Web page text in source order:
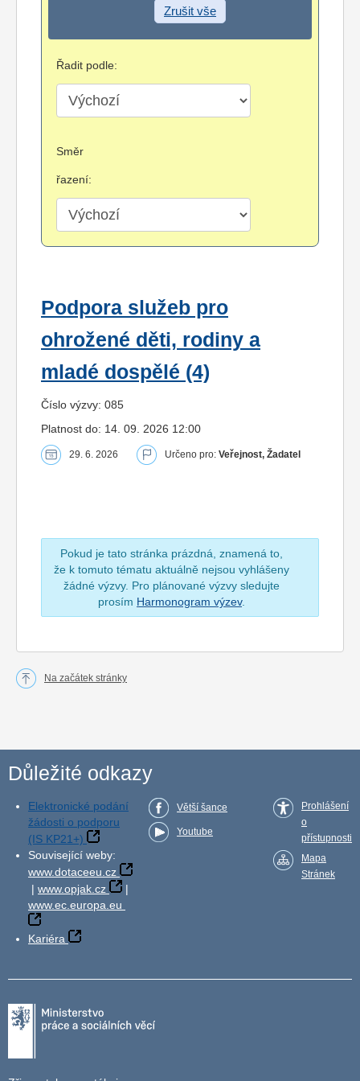
Zrušit vše
Řadit podle:
Směr
řazení:
Podpora služeb pro
ohrožené děti, rodiny a
mladé dospělé (4)
Číslo výzvy: 085
Platnost do: 14. 09. 2026 12:00
29. 6. 2026 Určeno pro: Veřejnost, Žadatel
Pokud je tato stránka prázdná, znamená to,
že k tomuto tématu aktuálně nejsou vyhlášeny
žádné výzvy. Pro plánované výzvy sledujte
prosím Harmonogram výzev.
Na začátek stránky
Důležité odkazy
Elektronické podání
žádosti o podporu
(IS KP21+)
Související weby:
www.dotaceeu.cz
| www.opjak.cz
|
www.ec.europa.eu
Kariéra
Větší šance
Youtube
Prohlášení
o
přístupnosti
Mapa
Stránek